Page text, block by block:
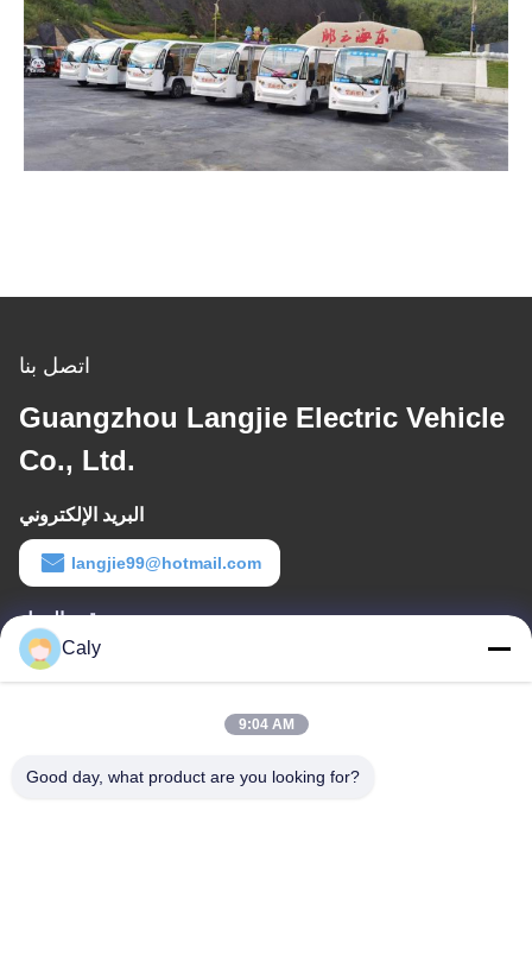
اتصل بنا
Guangzhou Langjie Electric Vehicle
Co., Ltd.
البريد الإلكتروني
langjie99@hotmail.com
وقت العمل
9:00-18:00
مدينة دونغشونغ، منطقة نانشا، قوانغتشو، الصين
Caly
9:04 AM
Good day, what product are you looking for?